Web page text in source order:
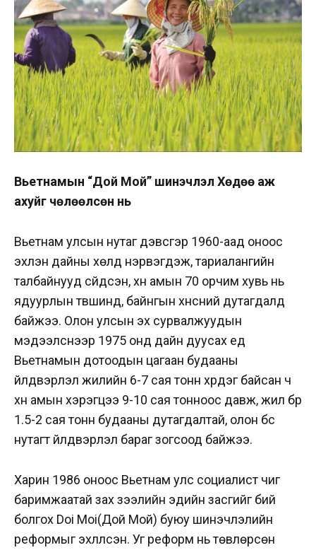
Вьетнамын “Дой Мой” шинэчлэл Хөдөө аж
ахуйг чөлөөлсөн нь
Вьетнам улсын нутаг дэвсгэр 1960-аад оноос
эхлэн дайны хөлд нэрвэгдэж, тариалангийн
талбайнууд сүйдсэн, хүн амын 70 орчим хувь нь
ядуурлын түвшинд, байнгын хүнсний дутагдалд
байжээ. Олон улсын эх сурвалжуудын
мэдээлснээр 1975 онд дайн дуусах үед
Вьетнамын дотоодын цагаан будааны
үйлдвэрлэл жилийн 6-7 сая тонн хүрдэг байсан ч
хүн амын хэрэгцээ 9-10 сая тонноос давж, жил бүр
1.5-2 сая тонн будааны дутагдалтай, олон бүс
нутагт үйлдвэрлэл бараг зогсоод байжээ.
Харин 1986 оноос Вьетнам улс социалист чиг
баримжаатай зах зээлийн эдийн засгийг бий
болгох Doi Moi(Дой Мой) буюу шинэчлэлийн
реформыг эхлүүлсэн. Уг реформ нь төвлөрсөн